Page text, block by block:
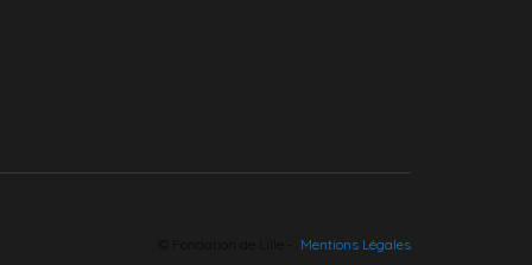
Mentions Légales